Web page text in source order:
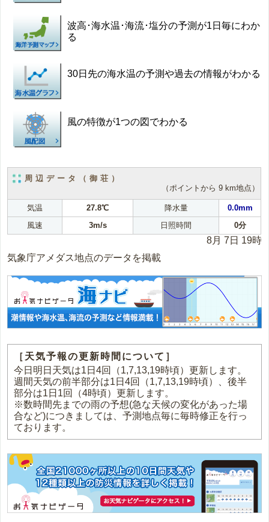
波高･海水温･海流･塩分の予測が1日毎にわか
る
30日先の海水温の予測や過去の情報がわかる
風の特徴が1つの図でわかる
周辺データ（御荘）
（ポイントから 9 km地点）
気温 27.8℃ 降水量
0.0mm
風速
3m/s 日照時間 0分
8月 7日 19時
気象庁アメダス地点のデータを掲載
［天気予報の更新時間について］
今日明日天気は1日4回（1,7,13,19時頃）更新します。
週間天気の前半部分は1日4回（1,7,13,19時頃）、後半
部分は1日1回（4時頃）更新します。
※数時間先までの雨の予想(急な天候の変化があった場
合など)につきましては、予測地点毎に毎時修正を行っ
ております。